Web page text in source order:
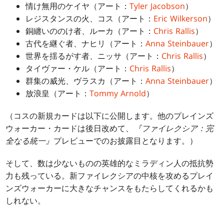
情け無用のケイヤ（アート：Tyler Jacobson）
レジスタンスの火、コス（アート： Eric Wilkerson）
銅纏いののけ者、ルーカ（アート： Chris Rallis）
古代を継ぐ者、ナヒリ（アート：Anna Steinbauer）
世界を揺るがす者、ニッサ（アート： Chris Rallis）
タイヴァー・ケル（アート： Chris Rallis）
群集の威光、ヴラスカ（アート：Anna Steinbauer）
放浪皇（アート：Tommy Arnold）
（コスの新規カードは以下に公開します。他のプレインズ
ウォーカー・カードは後日改めて、
『ファイレクシア：完
全なる統一』 プレビューでのお披露目となります。）
そして、数は少ないものの英雄的なミラディン人の抵抗勢
力も残っている。新ファイレクシアの中核を攻めるプレイ
ンズウォーカーに大きなチャンスをもたらしてくれるかも
しれない。